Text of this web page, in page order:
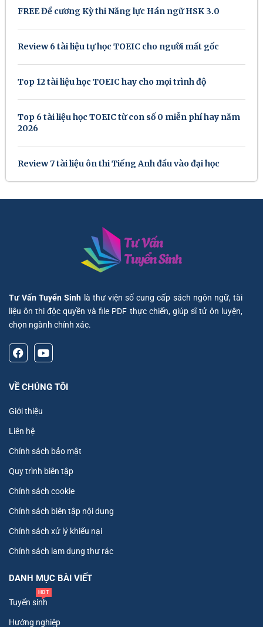
FREE Đề cương Kỳ thi Năng lực Hán ngữ HSK 3.0
Review 6 tài liệu tự học TOEIC cho người mất gốc
Top 12 tài liệu học TOEIC hay cho mọi trình độ
Top 6 tài liệu học TOEIC từ con số 0 miễn phí hay năm
2026
Review 7 tài liệu ôn thi Tiếng Anh đầu vào đại học
Tư Vấn Tuyển Sinh là thư viện số cung cấp sách ngôn ngữ, tài
liệu ôn thi độc quyền và file PDF thực chiến, giúp sĩ tử ôn luyện,
chọn ngành chính xác.
VỀ CHÚNG TÔI
Giới thiệu
Liên hệ
Chính sách bảo mật
Quy trình biên tập
Chính sách cookie
Chính sách biên tập nội dung
Chính sách xử lý khiếu nại
Chính sách lam dụng thư rác
DANH MỤC BÀI VIẾT
Tuyển sinh
HOT
Hướng nghiệp